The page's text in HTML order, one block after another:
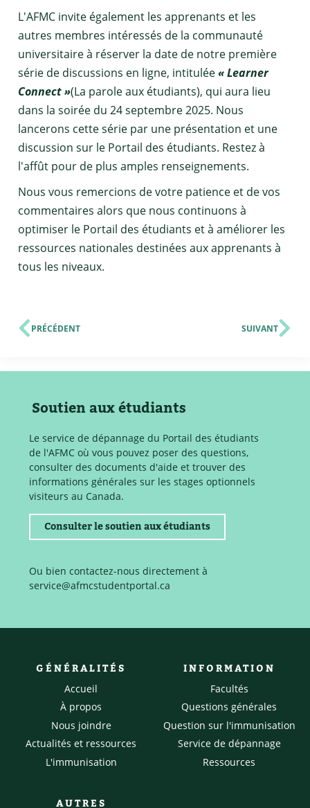
L'AFMC invite également les apprenants et les
autres membres intéressés de la communauté
universitaire à réserver la date de notre première
série de discussions en ligne, intitulée« Learner
Connect »(La parole aux étudiants), qui aura lieu
dans la soirée du 24 septembre 2025. Nous
lancerons cette série par une présentation et une
discussion sur le Portail des étudiants. Restez à
l'affût pour de plus amples renseignements.
Nous vous remercions de votre patience et de vos
commentaires alors que nous continuons à
optimiser le Portail des étudiants et à améliorer les
ressources nationales destinées aux apprenants à
tous les niveaux.
PRÉCÉDENT SUIVANT
Soutien aux étudiants
Le service de dépannage du Portail des étudiants
de l'AFMC où vous pouvez poser des questions,
consulter des documents d'aide et trouver des
informations générales sur les stages optionnels
visiteurs au Canada.
Consulter le soutien aux étudiants
Ou bien contactez-nous directement à
service@afmcstudentportal.ca
GÉNÉRALITÉS
Accueil
À propos
Nous joindre
Actualités et ressources
L'immunisation
INFORMATION
Facultés
Questions générales
Question sur l'immunisation
Service de dépannage
Ressources
AUTRES